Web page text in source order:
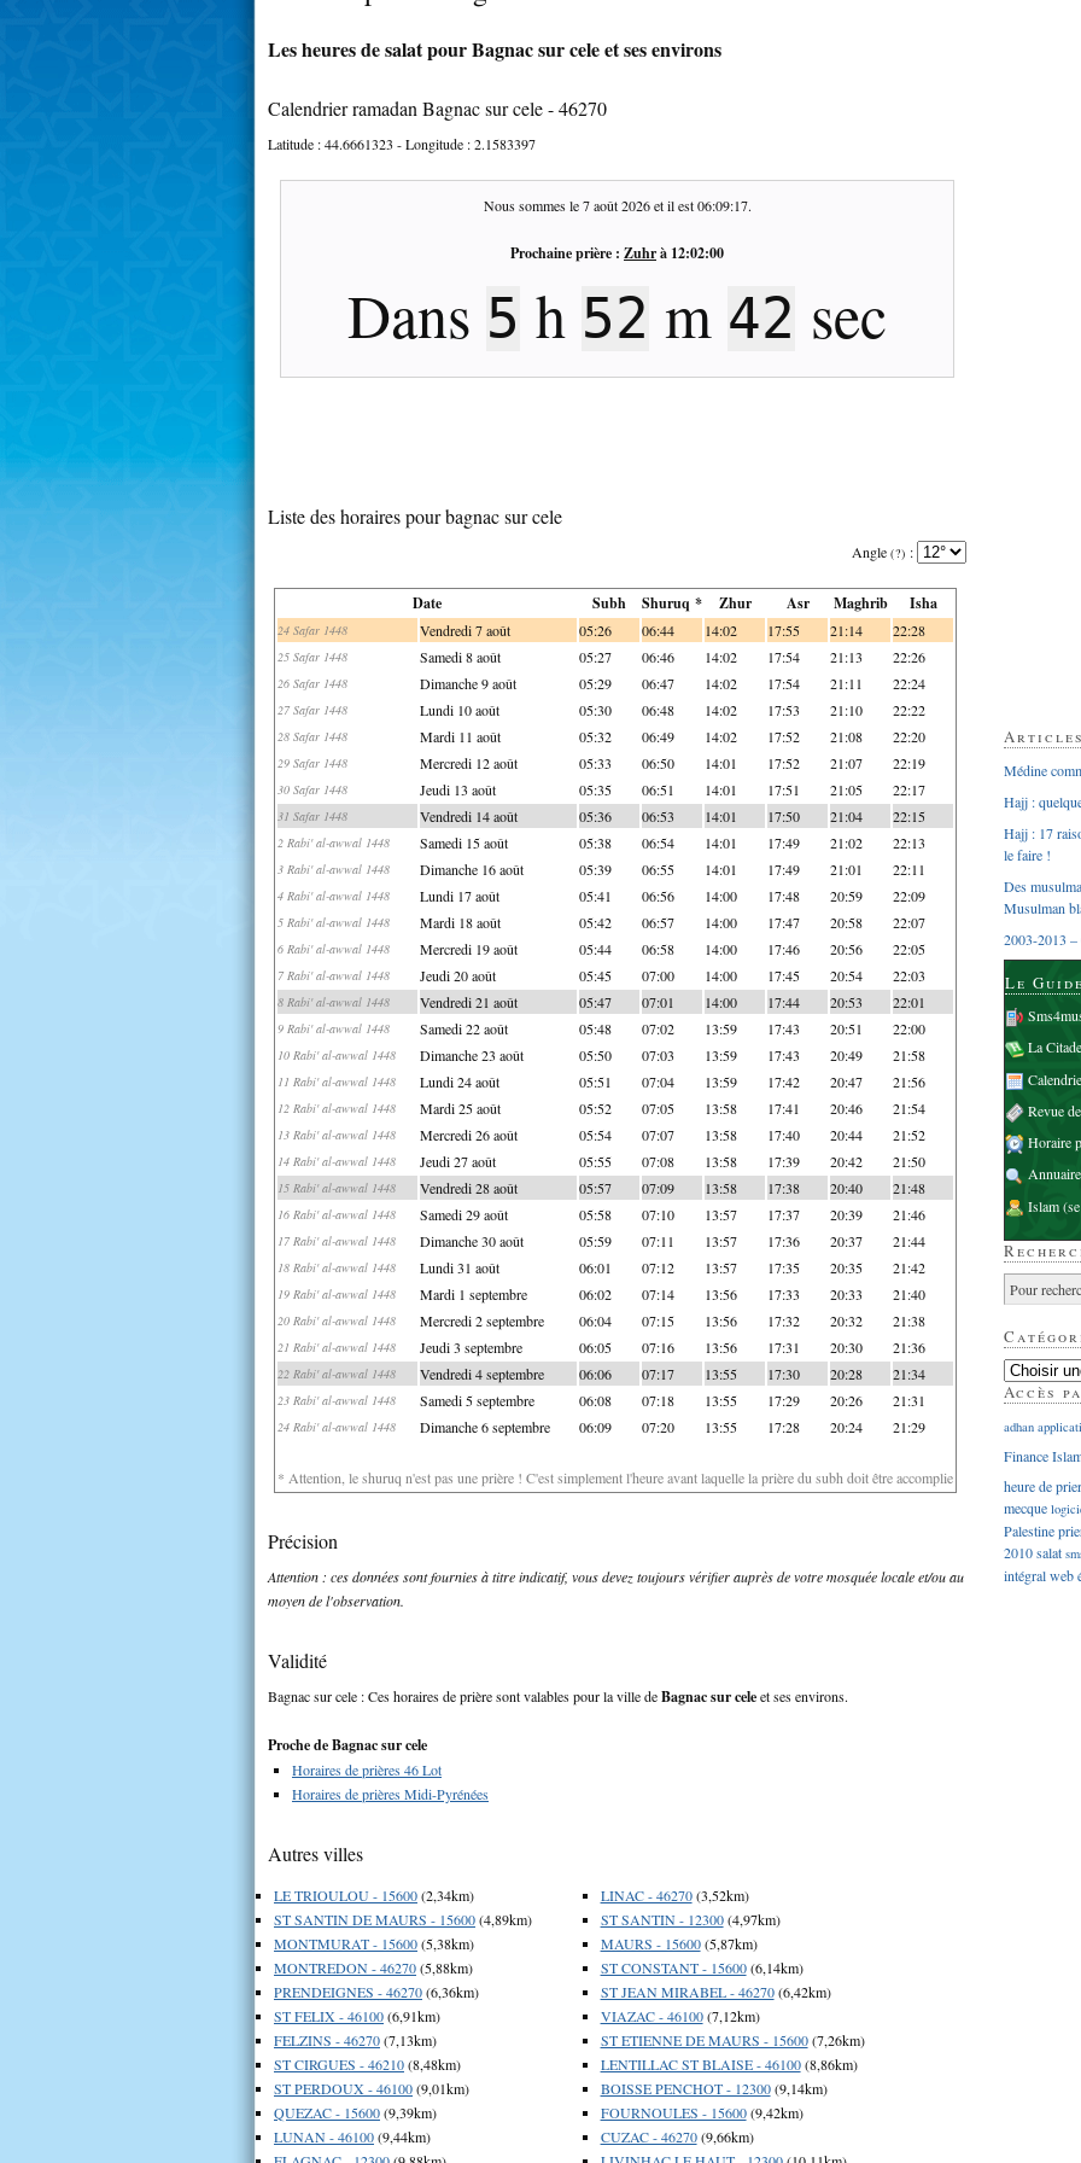
Les heures de salat pour Bagnac sur cele et ses environs
Calendrier ramadan Bagnac sur cele - 46270
Latitude :44.6661323 - Longitude :2.1583397
Nous sommes le7 août 2026et il est06:09:18.
Prochaine prière : Zuhrà 12:02:00
Dans 5 h 52 m 41 sec
Liste des horaires pour bagnac sur cele
Angle (?) :
Date Subh Shuruq * Zhur Asr Maghrib Isha
24 Safar 1448 Vendredi 7 août 05:26 06:44 14:02 17:55 21:14 22:28
25 Safar 1448 Samedi 8 août 05:27 06:46 14:02 17:54 21:13 22:26
26 Safar 1448 Dimanche 9 août 05:29 06:47 14:02 17:54 21:11 22:24
27 Safar 1448 Lundi 10 août 05:30 06:48 14:02 17:53 21:10 22:22
28 Safar 1448 Mardi 11 août 05:32 06:49 14:02 17:52 21:08 22:20
29 Safar 1448 Mercredi 12 août 05:33 06:50 14:01 17:52 21:07 22:19
30 Safar 1448 Jeudi 13 août 05:35 06:51 14:01 17:51 21:05 22:17
31 Safar 1448 Vendredi 14 août 05:36 06:53 14:01 17:50 21:04 22:15
2 Rabi' al-awwal 1448 Samedi 15 août 05:38 06:54 14:01 17:49 21:02 22:13
3 Rabi' al-awwal 1448 Dimanche 16 août 05:39 06:55 14:01 17:49 21:01 22:11
4 Rabi' al-awwal 1448 Lundi 17 août 05:41 06:56 14:00 17:48 20:59 22:09
5 Rabi' al-awwal 1448 Mardi 18 août 05:42 06:57 14:00 17:47 20:58 22:07
6 Rabi' al-awwal 1448 Mercredi 19 août 05:44 06:58 14:00 17:46 20:56 22:05
7 Rabi' al-awwal 1448 Jeudi 20 août 05:45 07:00 14:00 17:45 20:54 22:03
8 Rabi' al-awwal 1448 Vendredi 21 août 05:47 07:01 14:00 17:44 20:53 22:01
9 Rabi' al-awwal 1448 Samedi 22 août 05:48 07:02 13:59 17:43 20:51 22:00
10 Rabi' al-awwal 1448 Dimanche 23 août 05:50 07:03 13:59 17:43 20:49 21:58
11 Rabi' al-awwal 1448 Lundi 24 août 05:51 07:04 13:59 17:42 20:47 21:56
12 Rabi' al-awwal 1448 Mardi 25 août 05:52 07:05 13:58 17:41 20:46 21:54
13 Rabi' al-awwal 1448 Mercredi 26 août 05:54 07:07 13:58 17:40 20:44 21:52
14 Rabi' al-awwal 1448 Jeudi 27 août 05:55 07:08 13:58 17:39 20:42 21:50
15 Rabi' al-awwal 1448 Vendredi 28 août 05:57 07:09 13:58 17:38 20:40 21:48
16 Rabi' al-awwal 1448 Samedi 29 août 05:58 07:10 13:57 17:37 20:39 21:46
17 Rabi' al-awwal 1448 Dimanche 30 août 05:59 07:11 13:57 17:36 20:37 21:44
18 Rabi' al-awwal 1448 Lundi 31 août 06:01 07:12 13:57 17:35 20:35 21:42
19 Rabi' al-awwal 1448 Mardi 1 septembre 06:02 07:14 13:56 17:33 20:33 21:40
20 Rabi' al-awwal 1448 Mercredi 2 septembre 06:04 07:15 13:56 17:32 20:32 21:38
21 Rabi' al-awwal 1448 Jeudi 3 septembre 06:05 07:16 13:56 17:31 20:30 21:36
22 Rabi' al-awwal 1448 Vendredi 4 septembre 06:06 07:17 13:55 17:30 20:28 21:34
23 Rabi' al-awwal 1448 Samedi 5 septembre 06:08 07:18 13:55 17:29 20:26 21:31
24 Rabi' al-awwal 1448 Dimanche 6 septembre 06:09 07:20 13:55 17:28 20:24 21:29
* Attention, le shuruq n'est pas une prière ! C'est simplement l'heure avant laquelle la prière du subh doit être accomplie
Précision
Attention : ces données sont fournies à titre indicatif, vous devez toujours vérifier auprès de votre mosquée locale et/ou au
moyen de l'observation.
Validité
Bagnac sur cele : Ces horaires de prière sont valables pour la ville deBagnac sur celeet ses environs.
Proche de Bagnac sur cele
Horaires de prières 46 Lot
Horaires de prières Midi-Pyrénées
Autres villes
LE TRIOULOU - 15600(2,34km)
ST SANTIN DE MAURS - 15600(4,89km)
MONTMURAT - 15600(5,38km)
MONTREDON - 46270(5,88km)
PRENDEIGNES - 46270(6,36km)
ST FELIX - 46100(6,91km)
FELZINS - 46270(7,13km)
ST CIRGUES - 46210(8,48km)
ST PERDOUX - 46100(9,01km)
QUEZAC - 15600(9,39km)
LUNAN - 46100(9,44km)
LINAC - 46270(3,52km)
ST SANTIN - 12300(4,97km)
MAURS - 15600(5,87km)
ST CONSTANT - 15600(6,14km)
ST JEAN MIRABEL - 46270(6,42km)
VIAZAC - 46100(7,12km)
ST ETIENNE DE MAURS - 15600(7,26km)
LENTILLAC ST BLAISE - 46100(8,86km)
BOISSE PENCHOT - 12300(9,14km)
FOURNOULES - 15600(9,42km)
CUZAC - 46270(9,66km)
Médine
Hajj :
Hajj : 17
le faire !
Des
Musulman
2003-2013 –
Le
La
Revue
Horaire
Islam
Accès
adhan
Finance
heure de
mecque
Palestine
2010salat
intégralweb